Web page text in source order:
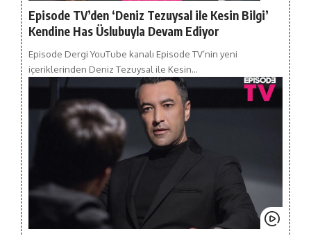
Episode TV’den ‘Deniz Tezuysal ile Kesin Bilgi’
Kendine Has Üslubuyla Devam Ediyor
Episode Dergi YouTube kanalı Episode TV’nin yeni
içeriklerinden Deniz Tezuysal ile Kesin…